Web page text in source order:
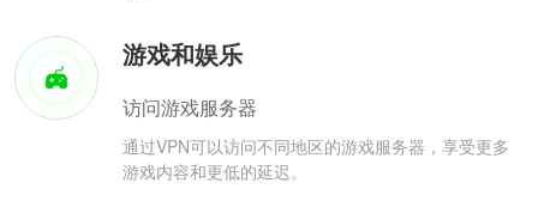
游戏和娱乐
访问游戏服务器
通过VPN可以访问不同地区的游戏服务器，享受更多
游戏内容和更低的延迟。